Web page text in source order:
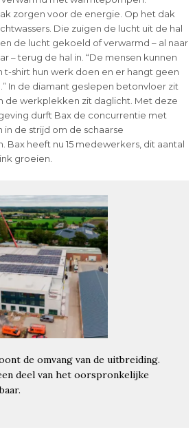
zorgen voor de energie. Op het dak
Die zuigen de lucht uit de hal
de lucht gekoeld of verwarmd – al naar
– terug de hal in. “De mensen kunnen
t-shirt hun werk doen en er hangt geen
In de diamant geslepen betonvloer zit
de werkplekken zit daglicht. Met deze
durft Bax de concurrentie met
de strijd om de schaarse
Bax heeft nu 15 medewerkers, dit aantal
groeien.
de omvang van de uitbreiding.
deel van het oorspronkelijke